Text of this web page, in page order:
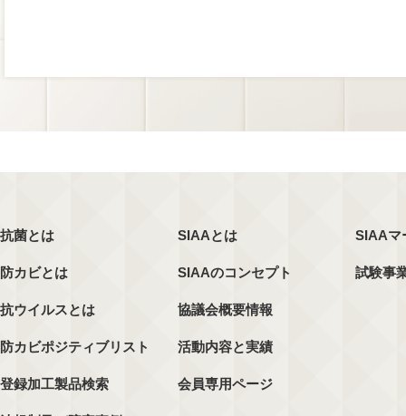
抗菌とは
防カビとは
抗ウイルスとは
防カビポジティブリスト
登録加工製品検索
SIAAとは
SIAAのコンセプト
協議会概要情報
活動内容と実績
会員専用ページ
SIAAマ
試験事